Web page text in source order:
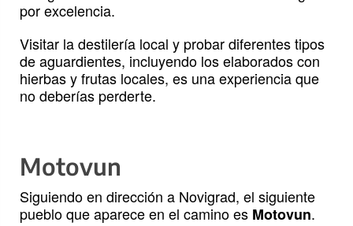
por excelencia.
Visitar la destilería local y probar diferentes tipos
de aguardientes, incluyendo los elaborados con
hierbas y frutas locales, es una experiencia que
no deberías perderte.
Motovun
Siguiendo en dirección a Novigrad, el siguiente
pueblo que aparece en el camino es Motovun.